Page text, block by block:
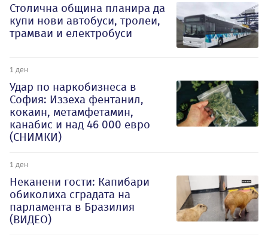
Столична община планира да
купи нови автобуси, тролеи,
трамваи и електробуси
1 ден
Удар по наркобизнеса в
София: Иззеха фентанил,
кокаин, метамфетамин,
канабис и над 46 000 евро
(СНИМКИ)
1 ден
Неканени гости: Капибари
обиколиха сградата на
парламента в Бразилия
(ВИДЕО)